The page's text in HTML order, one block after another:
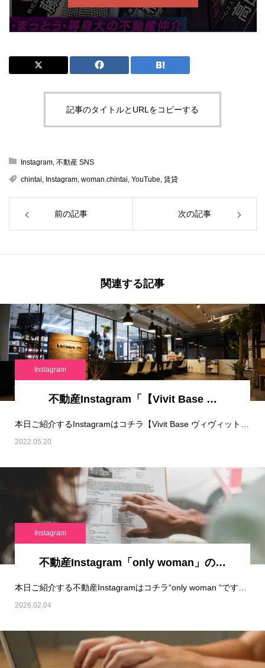
記事のタイトルとURLをコピーする
Instagram, 不動産 SNS
chintai, Instagram, woman.chintai, YouTube, 賃貸
前の記事 次の記事
関連する記事
Instagram
不動産Instagram「【Vivit Base …
2022.05.20
Instagram
不動産Instagram「only woman」の…
2026.02.04